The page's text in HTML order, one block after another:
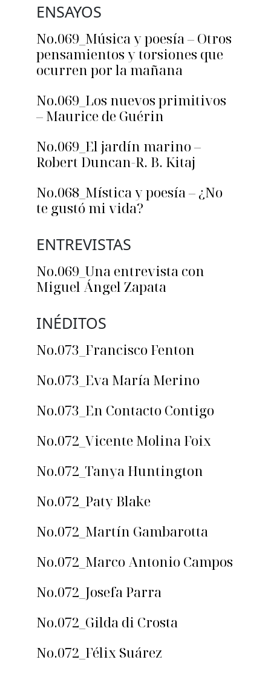
ENSAYOS
No.069_Música y poesía – Otros
pensamientos y torsiones que
ocurren por la mañana
No.069_Los nuevos primitivos
– Maurice de Guérin
No.069_El jardín marino –
Robert Duncan-R. B. Kitaj
No.068_Mística y poesía – ¿No
te gustó mi vida?
ENTREVISTAS
No.069_Una entrevista con
Miguel Ángel Zapata
INÉDITOS
No.073_Francisco Fenton
No.073_Eva María Merino
No.073_En Contacto Contigo
No.072_Vicente Molina Foix
No.072_Tanya Huntington
No.072_Paty Blake
No.072_Martín Gambarotta
No.072_Marco Antonio Campos
No.072_Josefa Parra
No.072_Gilda di Crosta
No.072_Félix Suárez